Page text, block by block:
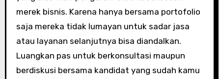
merek bisnis. Karena hanya bersama portofolio
saja mereka tidak lumayan untuk sadar jasa
atau layanan selanjutnya bisa diandalkan.
Luangkan pas untuk berkonsultasi maupun
berdiskusi bersama kandidat yang sudah kamu